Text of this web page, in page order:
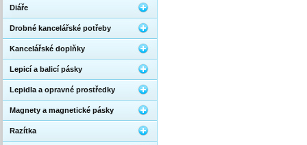
Diáře
Drobné kancelářské potřeby
Kancelářské doplňky
Lepicí a balicí pásky
Lepidla a opravné prostředky
Magnety a magnetické pásky
Razítka